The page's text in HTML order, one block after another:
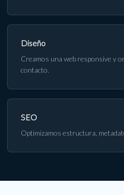
Diseño
Creamos una web responsive y
contacto.
SEO
Optimizamos estructura,